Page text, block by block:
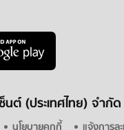
นต์ (ประเทศไทย) จำกัด